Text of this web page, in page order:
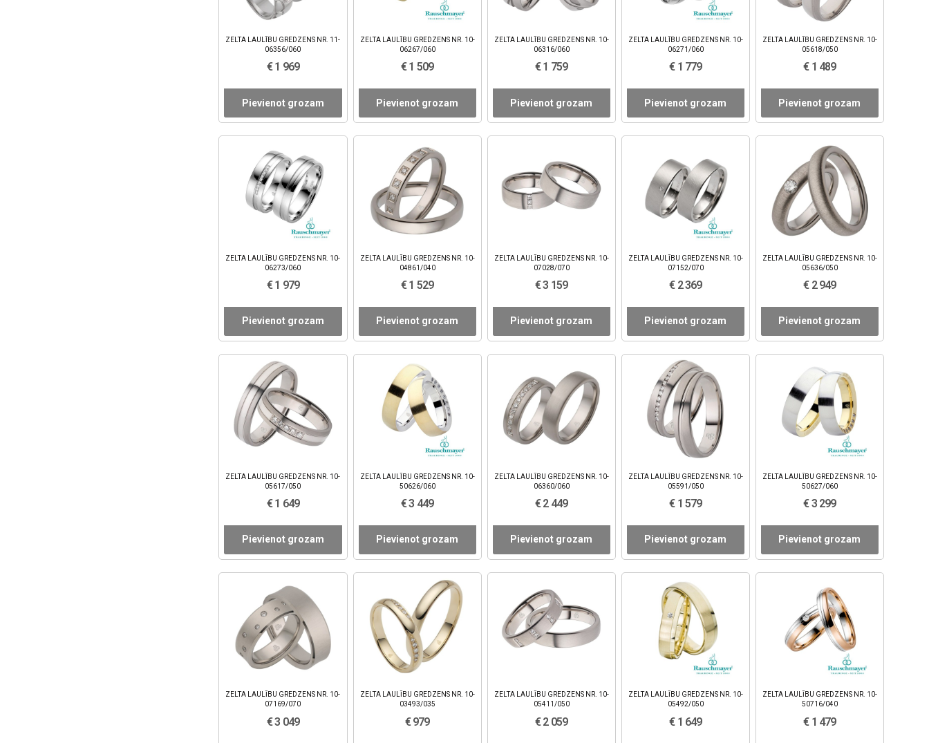
ZELTA LAULĪBU GREDZENS NR. 11-
06356/060
€ 1 969
Pievienot grozam
ZELTA LAULĪBU GREDZENS NR. 10-
06267/060
€ 1 509
Pievienot grozam
ZELTA LAULĪBU GREDZENS NR. 10-
06316/060
€ 1 759
Pievienot grozam
ZELTA LAULĪBU GREDZENS NR. 10-
06271/060
€ 1 779
Pievienot grozam
ZELTA LAULĪBU GREDZENS NR. 10-
05618/050
€ 1 489
Pievienot grozam
ZELTA LAULĪBU GREDZENS NR. 10-
06273/060
€ 1 979
Pievienot grozam
ZELTA LAULĪBU GREDZENS NR. 10-
04861/040
€ 1 529
Pievienot grozam
ZELTA LAULĪBU GREDZENS NR. 10-
07028/070
€ 3 159
Pievienot grozam
ZELTA LAULĪBU GREDZENS NR. 10-
07152/070
€ 2 369
Pievienot grozam
ZELTA LAULĪBU GREDZENS NR. 10-
05636/050
€ 2 949
Pievienot grozam
ZELTA LAULĪBU GREDZENS NR. 10-
05617/050
€ 1 649
Pievienot grozam
ZELTA LAULĪBU GREDZENS NR. 10-
50626/060
€ 3 449
Pievienot grozam
ZELTA LAULĪBU GREDZENS NR. 10-
06360/060
€ 2 449
Pievienot grozam
ZELTA LAULĪBU GREDZENS NR. 10-
05591/050
€ 1 579
Pievienot grozam
ZELTA LAULĪBU GREDZENS NR. 10-
50627/060
€ 3 299
Pievienot grozam
ZELTA LAULĪBU GREDZENS NR. 10-
07169/070
€ 3 049
ZELTA LAULĪBU GREDZENS NR. 10-
03493/035
€ 979
ZELTA LAULĪBU GREDZENS NR. 10-
05411/050
€ 2 059
ZELTA LAULĪBU GREDZENS NR. 10-
05492/050
€ 1 649
ZELTA LAULĪBU GREDZENS NR. 10-
50716/040
€ 1 479